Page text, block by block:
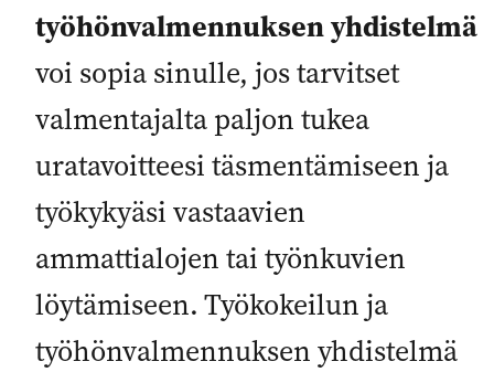
työhönvalmennuksen yhdistelmä
voi sopia sinulle, jos tarvitset
valmentajalta paljon tukea
uratavoitteesi täsmentämiseen ja
työkykyäsi vastaavien
ammattialojen tai työnkuvien
löytämiseen. Työkokeilun ja
työhönvalmennuksen yhdistelmä